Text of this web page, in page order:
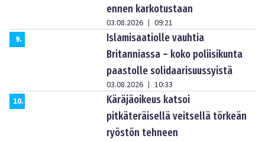
ennen karkotustaan
03.08.2026 | 09:21
9.
Islamisaatiolle vauhtia
Britanniassa – koko poliisikunta
paastolle solidaarisuussyistä
03.08.2026 | 10:33
10.
Käräjäoikeus katsoi
pitkäteräisellä veitsellä törkeän
ryöstön tehneen